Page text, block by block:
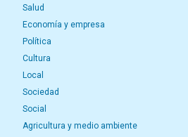
Salud
Economía y empresa
Política
Cultura
Local
Sociedad
Social
Agricultura y medio ambiente